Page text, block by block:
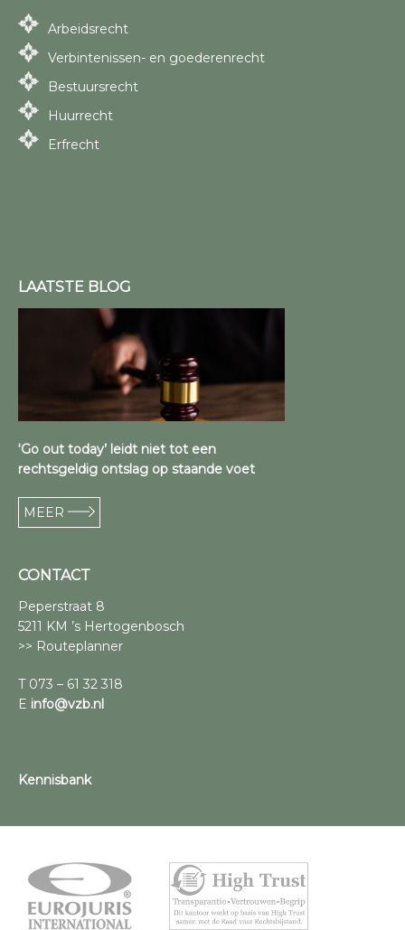
Arbeidsrecht
Verbintenissen- en goederenrecht
Bestuursrecht
Huurrecht
Erfrecht
LAATSTE BLOG
‘Go out today’ leidt niet tot een
rechtsgeldig ontslag op staande voet
MEER
CONTACT
Peperstraat 8
5211 KM ’s Hertogenbosch
>> Routeplanner
T 073 – 61 32 318
E info@vzb.nl
Kennisbank